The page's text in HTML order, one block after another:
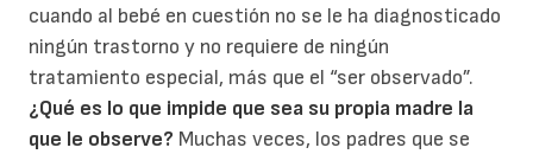
cuando al bebé en cuestión no se le ha diagnosticado
ningún trastorno y no requiere de ningún
tratamiento especial, más que el “ser observado”.
¿Qué es lo que impide que sea su propia madre la
que le observe? Muchas veces, los padres que se